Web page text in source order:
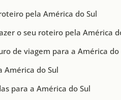
pela América do Sul
o seu roteiro pela América
de viagem para a América do
América do Sul
para a América do Sul